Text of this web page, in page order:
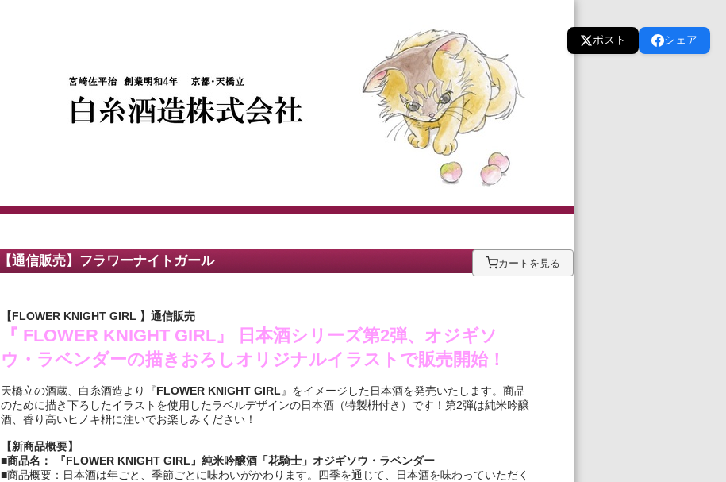
ポスト シェア
【通信販売】フラワーナイトガール
【FLOWER KNIGHT GIRL 】通信販売
『 FLOWER KNIGHT GIRL』 日本酒シリーズ第2弾、オジギソ
ウ・ラベンダーの描きおろしオリジナルイラストで販売開始！
天橋立の酒蔵、白糸酒造より『FLOWER KNIGHT GIRL 』をイメージした日本酒を発売いたします。商品
のために描き下ろしたイラストを使用したラベルデザインの日本酒（特製枡付き）です！第2弾は純米吟醸
酒、香り高いヒノキ枡に注いでお楽しみください！
【新商品概要】
■商品名： 『FLOWER KNIGHT GIRL』純米吟醸酒「花騎士」オジギソウ・ラベンダー
■商品概要：日本酒は年ごと、季節ごとに味わいがかわります。四季を通じて、日本酒を味わっていただく
カートを見る